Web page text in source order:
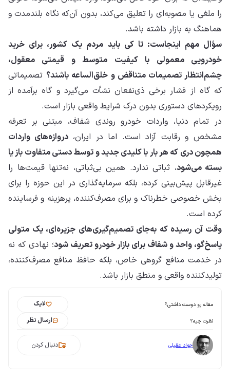
را ملغی یا مصوبه‌ای را تعلیق می‌کند، بدون آن‌که نگاه بلندمدت و
هماهنگ به بازار داشته باشد.
سؤال مهم اینجاست: تا کی باید مردم یک کشور، برای خرید
خودرویی معمولی با کیفیت متوسط و قیمتی معقول،
چشم‌انتظار تصمیمات متناقض و خلق‌الساعه باشند؟ تصمیماتی
که گاه از فشار برخی ذی‌نفعان نشأت می‌گیرد و گاه برآمده از
رویکردهای دستوری بدون درک شرایط واقعی بازار است.
در تمام دنیا، واردات خودرو روندی شفاف، مبتنی بر تعرفه
مشخص و رقابت آزاد است. اما در ایران،دروازه‌های واردات
همچون دری که هر بار با کلیدی جدید و توسط دستی متفاوت باز یا
بسته می‌شود، ثباتی ندارد. همین بی‌ثباتی، نه‌تنها قیمت‌ها را
غیرقابل پیش‌بینی کرده، بلکه سرمایه‌گذاری در این حوزه را برای
بخش خصوصی خطرناک و برای مصرف‌کننده، پرهزینه و فرساینده
کرده است.
وقت آن رسیده که به‌جای تصمیم‌گیری‌های جزیره‌ای، یک متولی
پاسخ‌گو، واحد و شفاف برای بازار خودرو تعریف شود؛ نهادی که نه
در خدمت منافع گروهی خاص، بلکه حافظ منافع مصرف‌کننده،
تولیدکننده واقعی و منطق بازار باشد.
مقاله رو دوست داشتی؟ لایک
نظرت چیه؟ ارسال نظر
جواد عقیلی دنبال کردن